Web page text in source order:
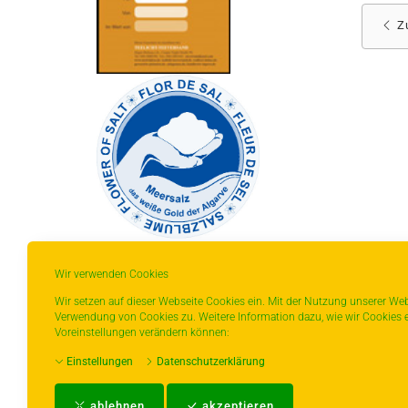
Wir verwenden Cookies
Wir setzen auf dieser Webseite Cookies ein. Mit der Nutzung unserer
Verwendung von Cookies zu. Weitere Information dazu, wie wir Cookies
Voreinstellungen verändern können:
Einstellungen Datenschutzerklärung
* gilt für Lieferungen innerhalb Deutschlands,
bitte der Schaltfläche mit den